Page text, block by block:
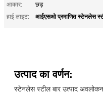
आकार:
छड़
हाई लाइट:
आईएसओ प्रमाणित स्टेनलेस
उत्पाद का वर्णन:
स्टेनलेस स्टील बार उत्पाद अवलोकन